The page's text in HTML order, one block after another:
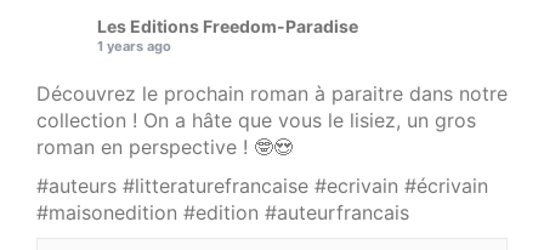
Les Editions Freedom-Paradise
1 years ago
Découvrez le prochain roman à paraitre dans notre
collection ! On a hâte que vous le lisiez, un gros
roman en perspective ! 🤓😍
#auteurs #litteraturefrancaise #ecrivain #écrivain
#maisonedition #edition #auteurfrancais